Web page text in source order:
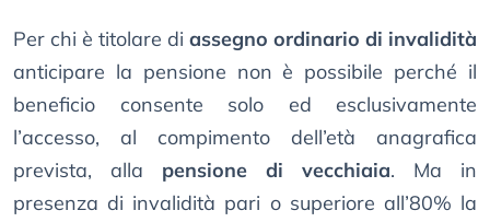
Per chi è titolare di assegno ordinario di invalidità
anticipare la pensione non è possibile perché il
beneficio consente solo ed esclusivamente
l’accesso, al compimento dell’età anagrafica
prevista, alla pensione di vecchiaia. Ma in
presenza di invalidità pari o superiore all’80% la